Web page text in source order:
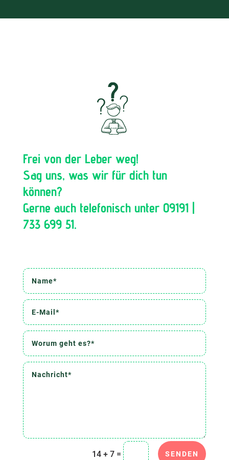
Frei von der Leber weg!
Sag uns, was wir für dich tun
können?
Gerne auch telefonisch unter 09191 |
733 699 51.
14 + 7 = SENDEN